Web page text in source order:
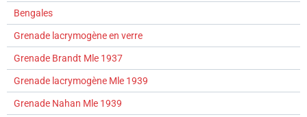
Bengales
Grenade lacrymogène en verre
Grenade Brandt Mle 1937
Grenade lacrymogène Mle 1939
Grenade Nahan Mle 1939